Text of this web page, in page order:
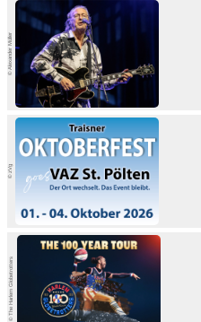
© Alexander Müller
© zVg
© The Harlem Globetrotters